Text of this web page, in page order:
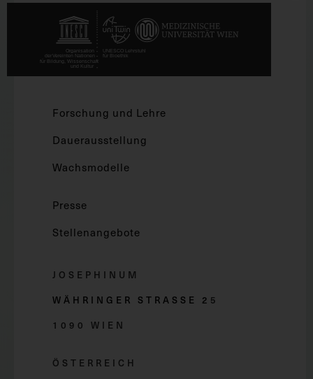
Forschung und Lehre
Dauerausstellung
Wachsmodelle
Presse
Stellenangebote
JOSEPHINUM
WÄHRINGER STRASSE 2 5
1090 WIEN
ÖSTERREICH